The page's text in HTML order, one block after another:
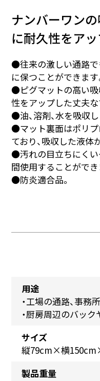
ナンバーワン
に耐久性をアッ
●往来の激しい通路で
に保つことができます
●ピグマットの高い吸
性をアップした丈夫な
●油、溶剤、水を吸収し
●マット裏面はポリ
ており、吸収した液体
●汚れの目立ちにくい
間使用することができ
●防炎適合品。
用途
・工場の通路、事
・厨房周辺のバック
サイズ
縦79cm×横
製品重量